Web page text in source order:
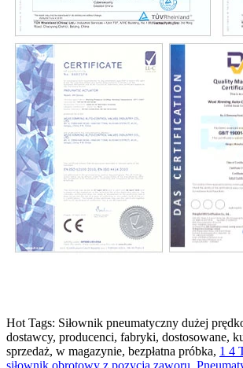
Hot Tags: Siłownik pneumatyczny dużej
dostawcy, producenci, fabryki, dostosowane,
sprzedaż, w magazynie, bezpłatna próbka, 1 4
siłownik obrotowy z pozycją zaworu,